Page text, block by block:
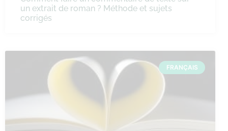
un extrait de roman ? Méthode et sujets
corrigés
FRANÇAIS